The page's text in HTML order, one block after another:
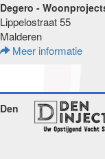
Degero -
Lippelostraat 55
Malderen
Meer informatie
Den